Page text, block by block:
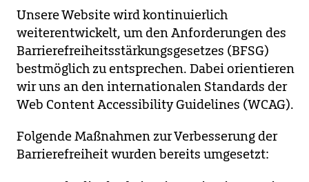
Unsere Website wird kontinuierlich
weiterentwickelt, um den Anforderungen des
Barrierefreiheitsstärkungsgesetzes (BFSG)
bestmöglich zu entsprechen. Dabei orientieren
wir uns an den internationalen Standards der
Web Content Accessibility Guidelines (WCAG).
Folgende Maßnahmen zur Verbesserung der
Barrierefreiheit wurden bereits umgesetzt: